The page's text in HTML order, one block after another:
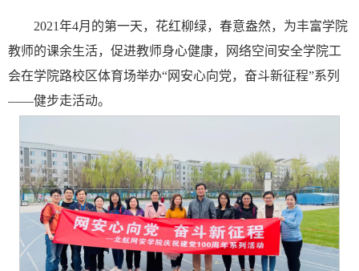
2021年4月的第一天，花红柳绿，春意盎然，为丰富学院
教师的课余生活，促进教师身心健康，网络空间安全学院工
会在学院路校区体育场举办“网安心向党，奋斗新征程”系列
——健步走活动。